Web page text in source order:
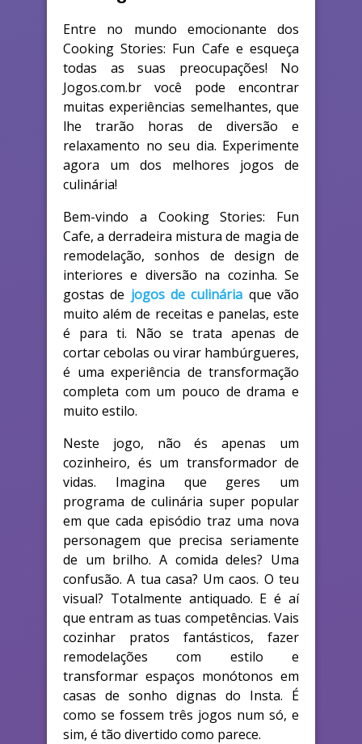
Entre no mundo emocionante dos
Cooking Stories: Fun Cafe e esqueça
todas as suas preocupações! No
Jogos.com.br você pode encontrar
muitas experiências semelhantes, que
lhe trarão horas de diversão e
relaxamento no seu dia. Experimente
agora um dos melhores jogos de
culinária!
Bem-vindo a Cooking Stories: Fun
Cafe, a derradeira mistura de magia de
remodelação, sonhos de design de
interiores e diversão na cozinha. Se
gostas de jogos de culinária que vão
muito além de receitas e panelas, este
é para ti. Não se trata apenas de
cortar cebolas ou virar hambúrgueres,
é uma experiência de transformação
completa com um pouco de drama e
muito estilo.
Neste jogo, não és apenas um
cozinheiro, és um transformador de
vidas. Imagina que geres um
programa de culinária super popular
em que cada episódio traz uma nova
personagem que precisa seriamente
de um brilho. A comida deles? Uma
confusão. A tua casa? Um caos. O teu
visual? Totalmente antiquado. E é aí
que entram as tuas competências. Vais
cozinhar pratos fantásticos, fazer
remodelações com estilo e
transformar espaços monótonos em
casas de sonho dignas do Insta. É
como se fossem três jogos num só, e
sim, é tão divertido como parece.